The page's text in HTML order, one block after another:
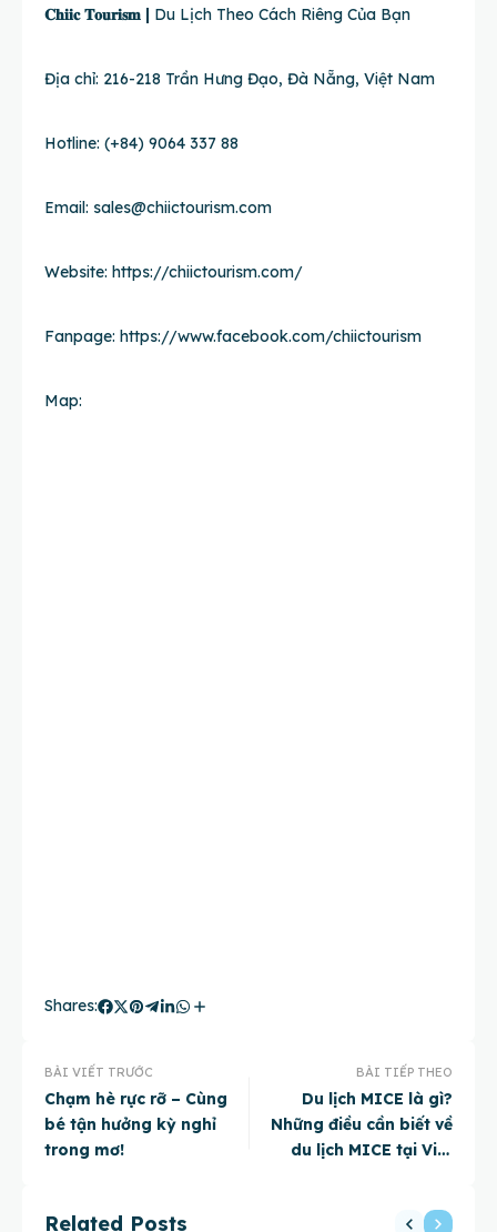
𝐂𝐡𝐢𝐢𝐜 𝐓𝐨𝐮𝐫𝐢𝐬𝐦 | Du Lịch Theo Cách Riêng Của Bạn
Địa chỉ: 216-218 Trần Hưng Đạo, Đà Nẵng, Việt Nam
Hotline: (+84) 9064 337 88
Email: sales@chiictourism.com
Website: https://chiictourism.com/
Fanpage: https://www.facebook.com/chiictourism
Map:
Shares:
BÀI VIẾT TRƯỚC
Chạm hè rực rỡ – Cùng
bé tận hưởng kỳ nghỉ
trong mơ!
BÀI TIẾP THEO
Du lịch MICE là gì?
Những điều cần biết về
du lịch MICE tại Việt
Related Posts